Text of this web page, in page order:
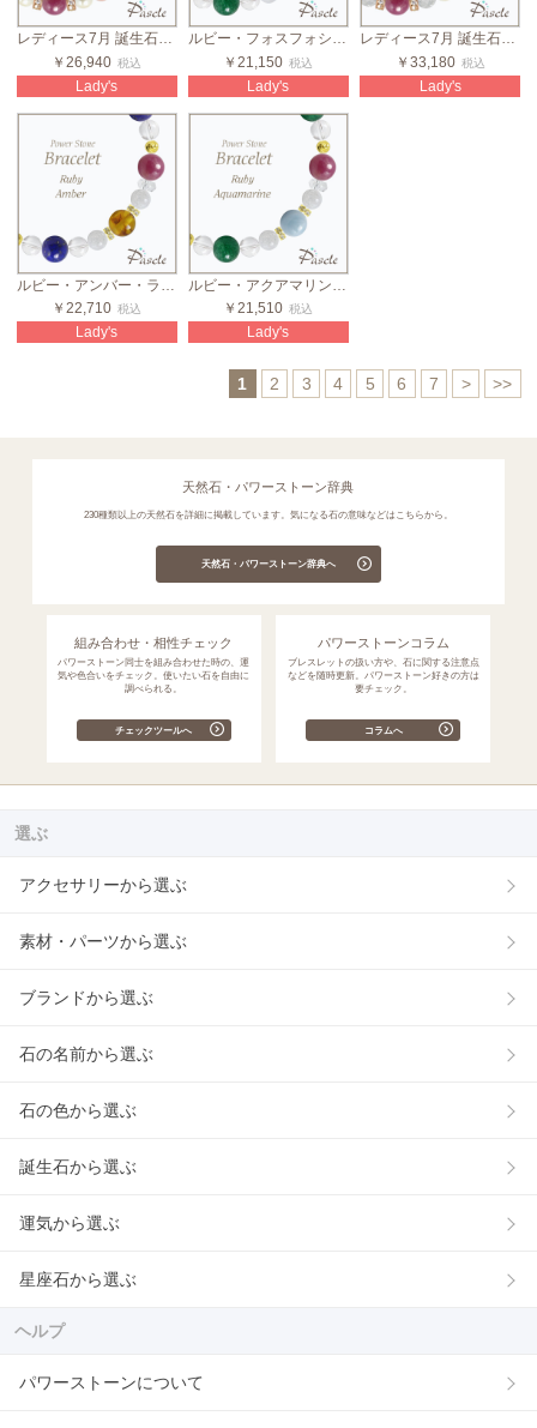
レディース7月 誕生石ブレスレット ルビー貝パール
￥26,940 税込
Lady's
ルビー・フォスフォシデライト・グリーンアベンチュリン カラフルストーンブレスレット
￥21,150 税込
Lady's
レディース7月 誕生石ブレスレット ルビークリスタル（本水晶）
￥33,180 税込
Lady's
ルビー・アンバー・ラピスラズリ カラフルストーンブレスレット
￥22,710 税込
Lady's
ルビー・アクアマリン・グリーンアベンチュリン カラフルストーンブレスレット
￥21,510 税込
Lady's
1 2 3 4 5 6 7 > >>
天然石・パワーストーン辞典
230種類以上の天然石を詳細に掲載しています。気になる石の意味などはこちらから。
天然石・パワーストーン辞典へ
組み合わせ・相性チェック
パワーストーン同士を組み合わせた時の、運
気や色合いをチェック。使いたい石を自由に
調べられる。
チェックツールへ
パワーストーンコラム
ブレスレットの扱い方や、石に関する注意点
などを随時更新。パワーストーン好きの方は
要チェック。
コラムへ
選ぶ
アクセサリーから選ぶ
素材・パーツから選ぶ
ブランドから選ぶ
石の名前から選ぶ
石の色から選ぶ
誕生石から選ぶ
運気から選ぶ
星座石から選ぶ
ヘルプ
パワーストーンについて